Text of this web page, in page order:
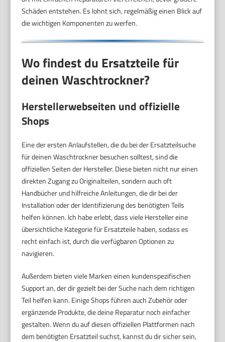
Schäden entstehen. Es lohnt sich, regelmäßig einen Blick auf
die wichtigen Komponenten zu werfen.
Wo findest du Ersatzteile für
deinen Waschtrockner?
Herstellerwebseiten und offizielle
Shops
Eine der ersten Anlaufstellen, die du bei der Ersatzteilsuche
für deinen Waschtrockner besuchen solltest, sind die
offiziellen Seiten der Hersteller. Diese bieten nicht nur einen
direkten Zugang zu Originalteilen, sondern auch oft
Handbücher und hilfreiche Anleitungen, die dir bei der
Installation oder der Identifizierung des benötigten Teils
helfen können. Ich habe erlebt, dass viele Hersteller eine
übersichtliche Kategorie für Ersatzteile haben, sodass es
recht einfach ist, durch die verfügbaren Optionen zu
navigieren.
Außerdem bieten viele Marken einen kundenspezifischen
Support an, der dir gezielt bei der Suche nach dem richtigen
Teil helfen kann. Einige Shops führen auch Zubehör oder
ergänzende Produkte, die deine Reparatur noch einfacher
gestalten. Wenn du auf diesen offiziellen Plattformen nach
dem benötigten Ersatzteil suchst, kannst du dir sicher sein,